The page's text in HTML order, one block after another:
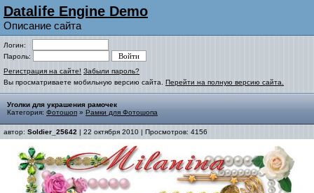
Datalife Engine Demo
Описание сайта
Логин:
Пароль:
Регистрация на сайте! Забыли пароль?
Вы просматриваете мобильную версию сайта. Перейти на полную версию сайта.
Уголки для украшения рамочек
Категория: Фотошоп » Рамки для Фотошопа
автор: Soldier_25642 | 22 октября 2010 | Просмотров: 4156